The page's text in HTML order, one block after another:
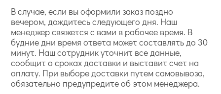
В случае, если вы оформили заказ поздно
вечером, дождитесь следующего дня. Наш
менеджер свяжется с вами в рабочее время. В
будние дни время ответа может составлять до 30
минут. Наш сотрудник уточнит все данные,
сообщит о сроках доставки и выставит счет на
оплату. При выборе доставки путем самовывоза,
обязательно предупредите об этом менеджера.